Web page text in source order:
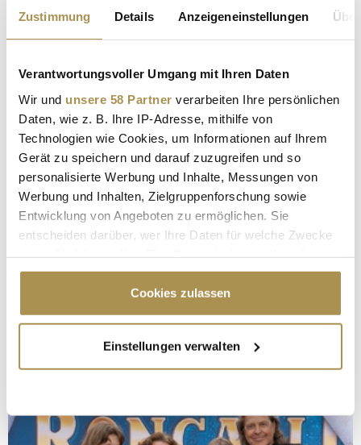
Zustimmung Details Anzeigeneinstellungen
Verantwortungsvoller Umgang mit Ihren Daten
Wir und unsere 58 Partner verarbeiten Ihre persönlichen
Daten, wie z. B. Ihre IP-Adresse, mithilfe von
Technologien wie Cookies, um Informationen auf Ihrem
Gerät zu speichern und darauf zuzugreifen und so
personalisierte Werbung und Inhalte, Messungen von
Werbung und Inhalten, Zielgruppenforschung sowie
Entwicklung von Angeboten zu ermöglichen. Sie
entscheiden darüber, wer Ihre Daten für welche Zwecke
Cookie-Erklärung oder durch Klicken auf das Privacy
Trigger Symbol ändern oder widerrufen
Informationen über Ihre geografische Lage
erfassen, welche bis auf einige Meter genau sein
bestimmten Merkmalen (Fingerprinting) identifizieren
Cookies zulassen
Einstellungen verwalten